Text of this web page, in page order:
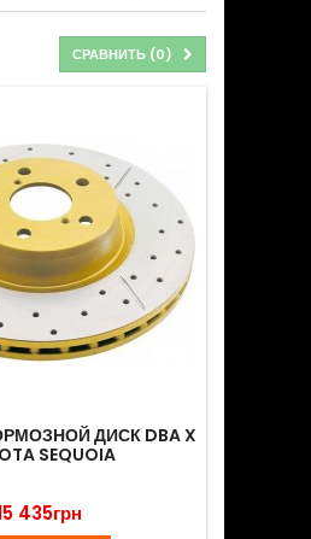
СРАВНИТЬ (0)
ДИСК DBA X
SEQUOIA
435грн